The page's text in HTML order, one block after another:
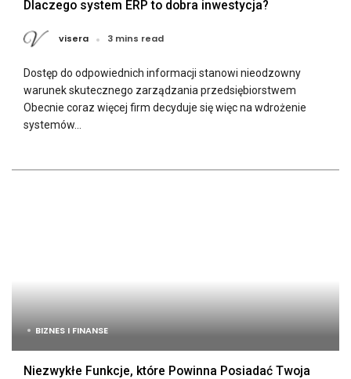
Dlaczego system ERP to dobra inwestycja?
visera 3 mins read
Dostęp do odpowiednich informacji stanowi nieodzowny
warunek skutecznego zarządzania przedsiębiorstwem
Obecnie coraz więcej firm decyduje się więc na wdrożenie
systemów...
BIZNES I FINANSE
Niezwykłe Funkcje, które Powinna Posiadać Twoja